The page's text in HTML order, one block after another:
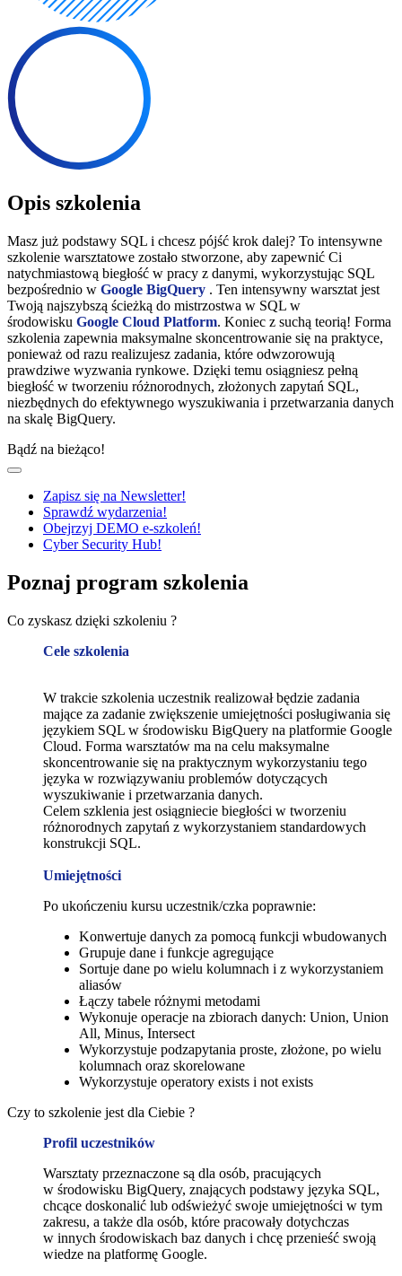
Opis szkolenia
Masz już podstawy SQL i chcesz pójść krok dalej? To intensywne
szkolenie warsztatowe zostało stworzone, aby zapewnić Ci
natychmiastową biegłość w pracy z danymi, wykorzystując SQL
bezpośrednio w Google BigQuery . Ten intensywny warsztat jest
Twoją najszybszą ścieżką do mistrzostwa w SQL w
środowisku Google Cloud Platform. Koniec z suchą teorią! Forma
szkolenia zapewnia maksymalne skoncentrowanie się na praktyce,
ponieważ od razu realizujesz zadania, które odwzorowują
prawdziwe wyzwania rynkowe. Dzięki temu osiągniesz pełną
biegłość w tworzeniu różnorodnych, złożonych zapytań SQL,
niezbędnych do efektywnego wyszukiwania i przetwarzania danych
na skalę BigQuery.
Bądź na bieżąco!
Zapisz się na Newsletter!
Sprawdź wydarzenia!
Obejrzyj DEMO e-szkoleń!
Cyber Security Hub!
Poznaj program szkolenia
Co zyskasz dzięki szkoleniu ?
Cele szkolenia
W trakcie szkolenia uczestnik realizował będzie zadania
mające za zadanie zwiększenie umiejętności posługiwania się
językiem SQL w środowisku BigQuery na platformie Google
Cloud. Forma warsztatów ma na celu maksymalne
skoncentrowanie się na praktycznym wykorzystaniu tego
języka w rozwiązywaniu problemów dotyczących
wyszukiwanie i przetwarzania danych.
Celem szklenia jest osiągniecie biegłości w tworzeniu
różnorodnych zapytań z wykorzystaniem standardowych
konstrukcji SQL.
Umiejętności
Po ukończeniu kursu uczestnik/czka poprawnie:
Konwertuje danych za pomocą funkcji wbudowanych
Grupuje dane i funkcje agregujące
Sortuje dane po wielu kolumnach i z wykorzystaniem
aliasów
Łączy tabele różnymi metodami
Wykonuje operacje na zbiorach danych: Union, Union
All, Minus, Intersect
Wykorzystuje podzapytania proste, złożone, po wielu
kolumnach oraz skorelowane
Wykorzystuje operatory exists i not exists
Czy to szkolenie jest dla Ciebie ?
Profil uczestników
Warsztaty przeznaczone są dla osób, pracujących
w środowisku BigQuery, znających podstawy języka SQL,
chcące doskonalić lub odświeżyć swoje umiejętności w tym
zakresu, a także dla osób, które pracowały dotychczas
w innych środowiskach baz danych i chcę przenieść swoją
wiedze na platformę Google.